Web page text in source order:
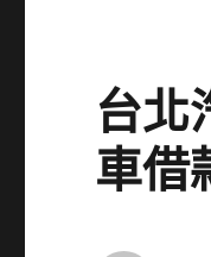
台北
車借